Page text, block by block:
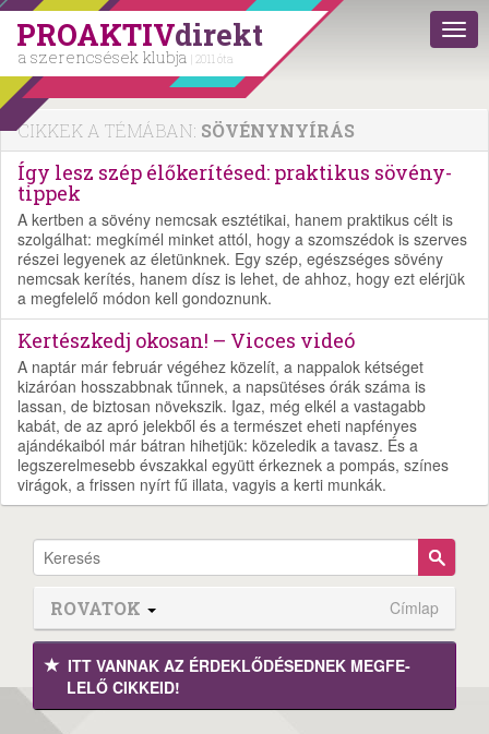
PROAKTIVdirekt
a szerencsések klubja | 2011 óta
CIKKEK A TÉMÁBAN: SÖVÉNYNYÍRÁS
Így lesz szép élőkerítésed: praktikus sövény-
tippek
A kertben a sövény nemcsak esztétikai, hanem praktikus célt is
szolgálhat: megkímél minket attól, hogy a szomszédok is szerves
részei legyenek az életünknek. Egy szép, egészséges sövény
nemcsak kerítés, hanem dísz is lehet, de ahhoz, hogy ezt elérjük
a megfelelő módon kell gondoznunk.
Kertészkedj okosan! – Vicces videó
A naptár már február végéhez közelít, a nappalok kétséget
kizáróan hosszabbnak tűnnek, a napsütéses órák száma is
lassan, de biztosan növekszik. Igaz, még elkél a vastagabb
kabát, de az apró jelekből és a természet eheti napfényes
ajándékaiból már bátran hihetjük: közeledik a tavasz. És a
legszerelmesebb évszakkal együtt érkeznek a pompás, színes
virágok, a frissen nyírt fű illata, vagyis a kerti munkák.
ROVATOK Címlap
ITT VANNAK AZ ÉRDEK­LŐDÉ­SEDNEK MEGFE­
LELŐ CIKKEID!